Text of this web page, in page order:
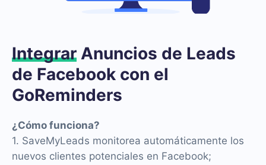
Integrar Anuncios de Leads
de Facebook con el
GoReminders
¿Cómo funciona?
1. SaveMyLeads monitorea automáticamente los
nuevos clientes potenciales en Facebook;